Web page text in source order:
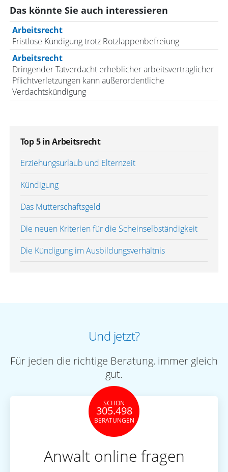
Das könnte Sie auch interessieren
Arbeitsrecht
Fristlose Kündigung trotz Rotzlappenbefreiung
Arbeitsrecht
Dringender Tatverdacht erheblicher arbeitsvertraglicher
Pflichtverletzungen kann außerordentliche
Verdachtskündigung
Top 5 in Arbeitsrecht
Erziehungsurlaub und Elternzeit
Kündigung
Das Mutterschaftsgeld
Die neuen Kriterien für die Scheinselbständigkeit
Die Kündigung im Ausbildungsverhältnis
Und jetzt?
Für jeden die richtige Beratung, immer gleich
gut.
SCHON
305.498
BERATUNGEN
Anwalt online fragen